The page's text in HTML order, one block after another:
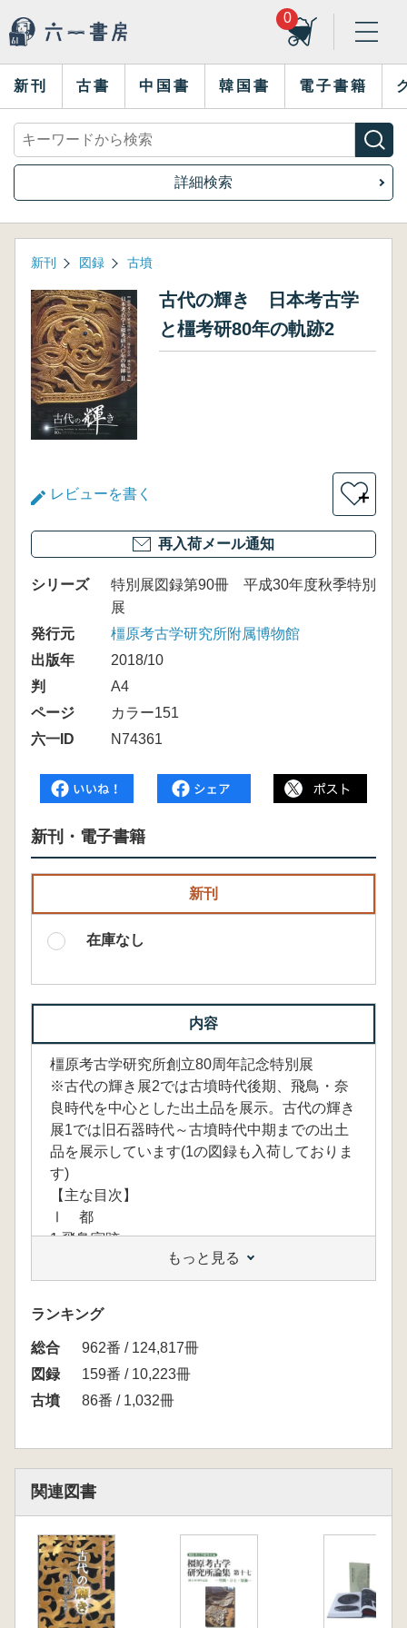
0
新刊 古書 中国書 韓国書 電子書籍
詳細検索
新刊 図録 古墳
古代の輝き 日本考古学
と橿考研80年の軌跡2
レビューを書く ＋
再入荷メール通知
シリーズ
特別展図録第90冊 平成30年度秋季特別
展
発行元
橿原考古学研究所附属博物館
出版年
2018/10
判
A4
ページ
カラー151
六一ID
N74361
新刊・電子書籍
新刊
在庫なし
内容
橿原考古学研究所創立80周年記念特別展
※古代の輝き展2では古墳時代後期、飛鳥・奈
良時代を中心とした出土品を展示。古代の輝き
展1では旧石器時代～古墳時代中期までの出土
品を展示しています(1の図録も入荷しておりま
す)
【主な目次】
Ⅰ 都
1.飛鳥宮跡
3.宮滝遺跡
4.藤原宮跡
5.松林苑跡
6.下ツ道(稗田遺跡・平城京三条大路・八条北遺
跡)
コラム1 木簡からみた古代史
3.牧野古墳
5.高松塚古墳
6.太安萬侶墓
7.文弥麻呂墓
8.加守出土の骨蔵器
もっと見る
ランキング
総合
962番 / 124,817冊
図録
159番 / 10,223冊
古墳
86番 / 1,032冊
関連図書